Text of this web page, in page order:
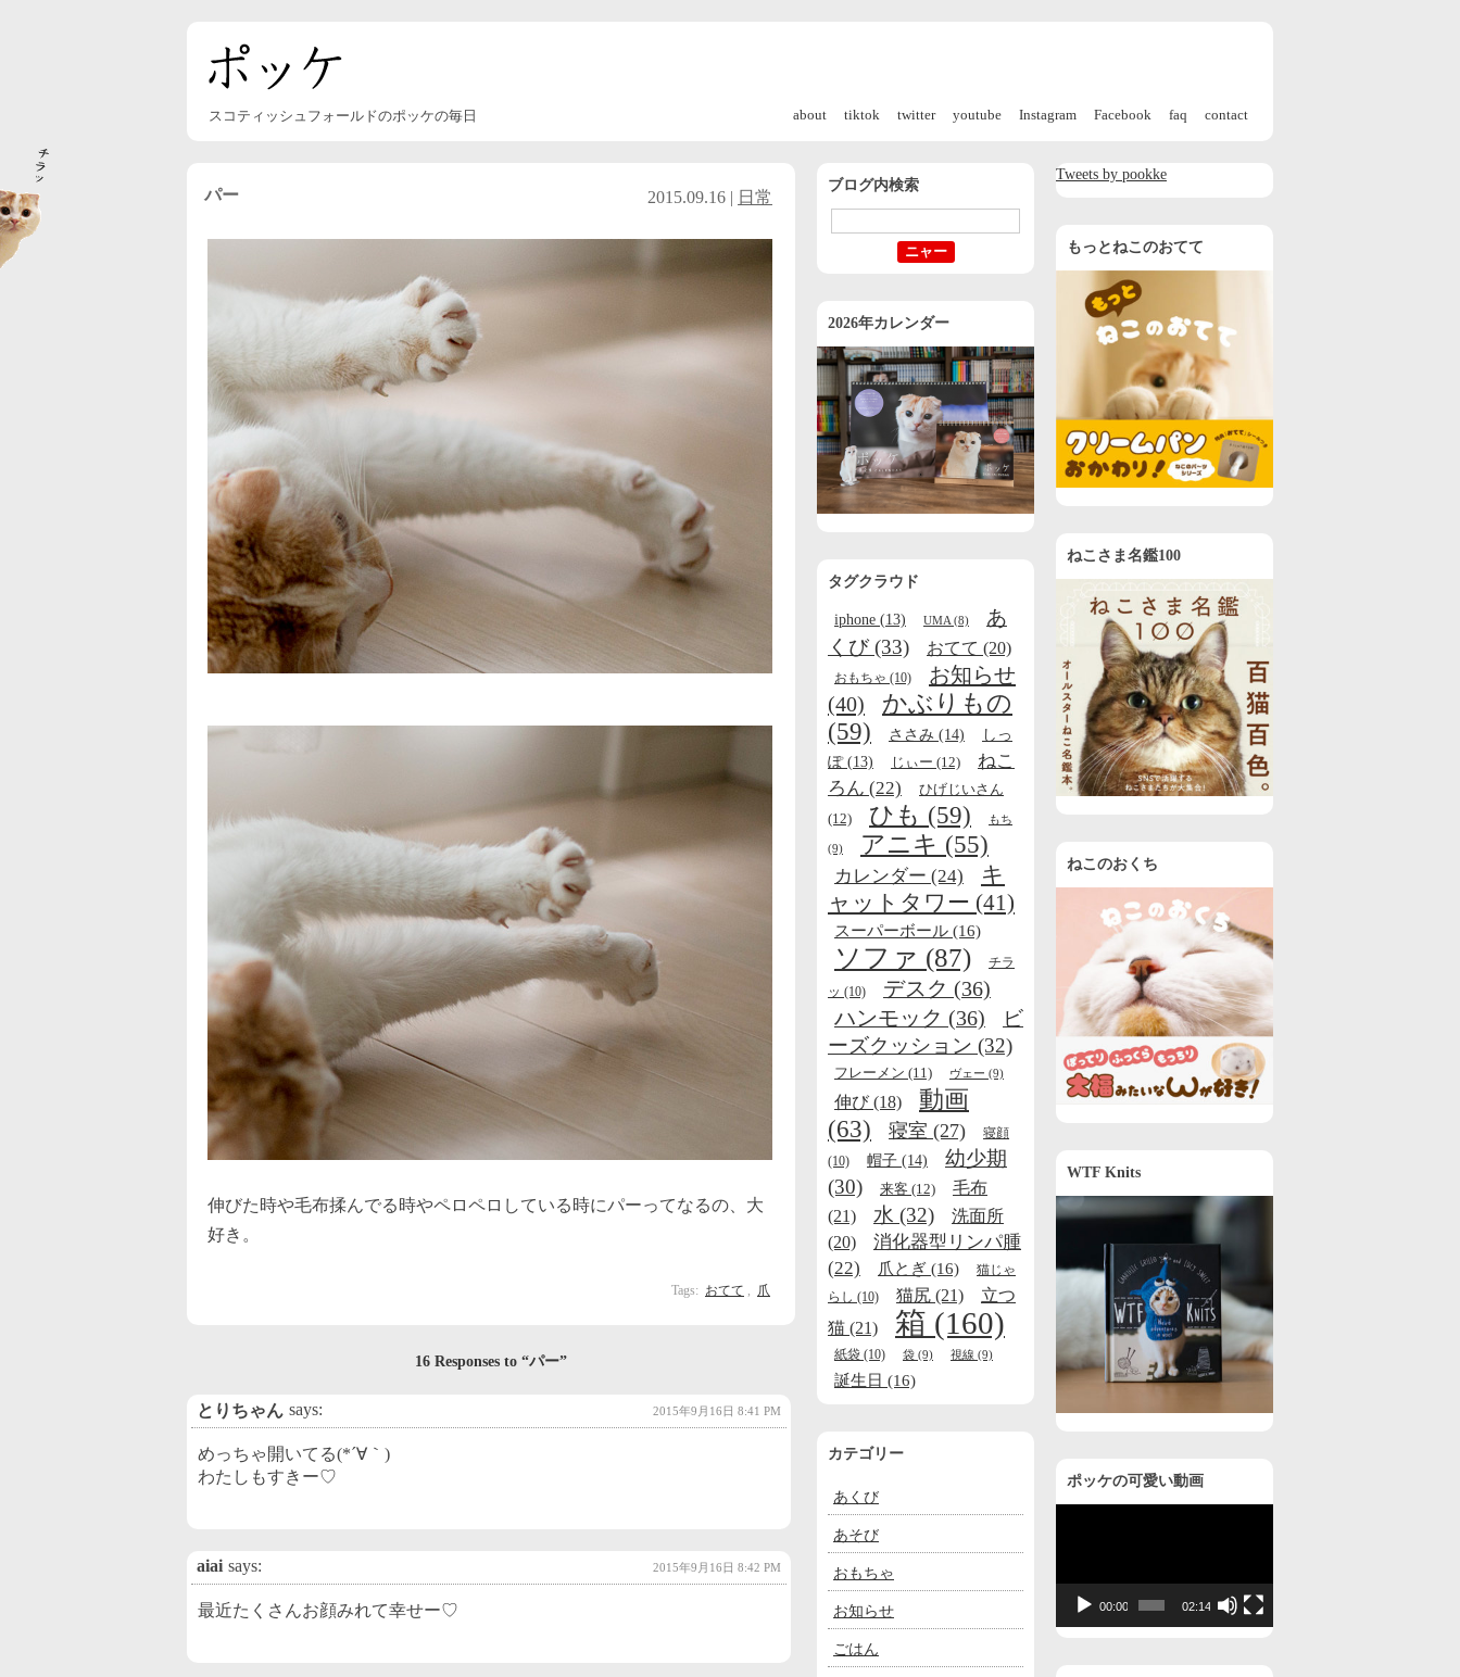
スコティッシュフォールドのポッケの毎日 about tiktok twitter youtube Instagram Facebook faq contact
パー 2015.09.16 | 日常
伸びた時や毛布揉んでる時やペロペロしている時にパーってなるの、大
好き。
Tags: おてて , 爪
16 Responses to “パー”
とりちゃん says: 2015年9月16日 8:41 PM
めっちゃ開いてる(*´∀｀)
わたしもすきー♡
aiai says: 2015年9月16日 8:42 PM
最近たくさんお顔みれて幸せー♡
ブログ内検索
2026年カレンダー
タグクラウド
iphone (13) UMA (8)
あ
くび(33) おてて (20)
おもちゃ (10)
お知らせ
(40)
かぶりもの
(59)
ささみ (14)
しっ
ぽ(13) じぃー (12)
ねこ
ろん (22)
ひげじいさん
(12)
ひも (59) もち
(9) アニキ (55)
カレンダー (24)
キ
ャットタワー (41)
スーパーボール (16)
ソファ (87)
チラ
ッ (10) デスク (36)
ハンモック (36)
ビ
ーズクッション (32)
フレーメン (11) ヴェー (9)
伸び (18)
動画
(63)
寝室 (27)
寝顔
(10)
帽子 (14)
幼少期
(30)
来客 (12)
毛布
(21)
水 (32)
洗面所
(20)
消化器型リンパ腫
(22)
爪とぎ (16)
猫じゃ
らし (10) 猫尻 (21)
立つ
猫 (21) 箱 (160)
紙袋 (10) 袋 (9) 視線 (9)
誕生日 (16)
カテゴリー
あくび
あそび
おもちゃ
お知らせ
ごはん
Tweets by pookke
もっとねこのおてて
ねこさま名鑑100
ねこのおくち
WTF Knits
ポッケの可愛い動画
レ
00:00 02:14